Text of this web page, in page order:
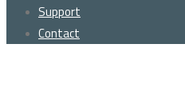
Support
Contact